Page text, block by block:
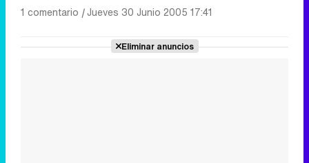
1 comentario |Jueves 30 Junio 2005 17:41
Eliminar anuncios